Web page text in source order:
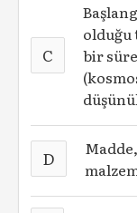
C
olduğu
bir
D